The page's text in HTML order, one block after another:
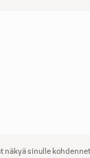
näkyä sinulle